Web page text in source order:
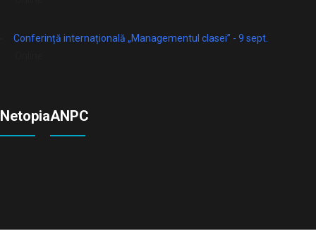
Conferință internațională „Managementul clasei” - 9 sept.
NetopiaANPC